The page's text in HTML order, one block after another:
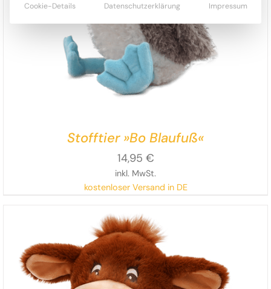
Stofftier »Bo Blaufuß«
14,95 €
inkl. MwSt.
kostenloser Versand in DE
Cookie-Details Datenschutzerklärung Impressum